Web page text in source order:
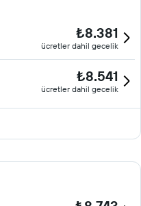
₺8.381
ücretler dahil gecelik
₺8.541
ücretler dahil gecelik